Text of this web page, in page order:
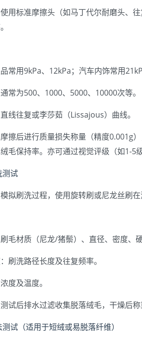
使用标准摩擦头（如马丁代尔耐磨头、
常用9kPa、12kPa；汽车内饰常用
常为500、1000、5000、10000次等。
线往复或李莎茹（Lissajous）曲线。
摩擦后进行质量损失称量（精度0.001g
毛保持率。亦可通过视觉评级（如1-5
试
拟刷洗过程，使用旋转刷或尼龙丝刷
毛材质（尼龙/猪鬃）、直径、密度、硬
刷洗路径长度及往复频率。
度及温度。
试后排水过滤收集脱落绒毛，干燥后
试（适用于短绒或易脱落纤维）